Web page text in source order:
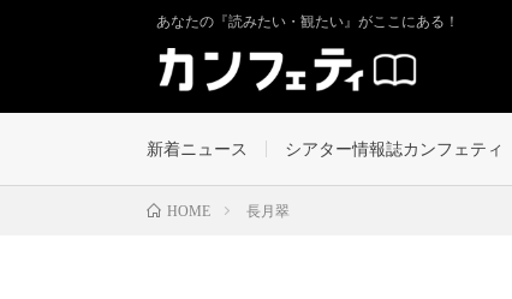
あなたの『読みたい・観たい』がここにある！
新着ニュース シアター情報誌カンフェティ
HOME 長月翠